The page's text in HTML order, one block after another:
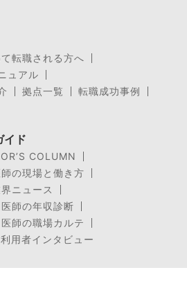
転職される方へ
ュアル
拠点一覧
転職成功事例
イド
COLUMN
師の現場と働き方
ニュース
医師の年収診断
医師の職場カルテ
用者インタビュー